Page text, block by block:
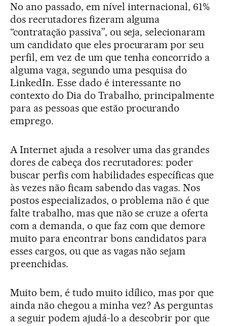
No ano passado, em nível internacional, 61%
dos recrutadores fizeram alguma
“contratação passiva”, ou seja, selecionaram
um candidato que eles procuraram por seu
perfil, em vez de um que tenha concorrido a
alguma vaga, segundo uma pesquisa do
LinkedIn. Esse dado é interessante no
contexto do Dia do Trabalho, principalmente
para as pessoas que estão procurando
emprego.
A Internet ajuda a resolver uma das grandes
dores de cabeça dos recrutadores: poder
buscar perfis com habilidades específicas que
às vezes não ficam sabendo das vagas. Nos
postos especializados, o problema não é que
falte trabalho, mas que não se cruze a oferta
com a demanda, o que faz com que demore
muito para encontrar bons candidatos para
esses cargos, ou que as vagas não sejam
preenchidas.
Muito bem, é tudo muito idílico, mas por que
ainda não chegou a minha vez? As perguntas
a seguir podem ajudá-lo a descobrir por que